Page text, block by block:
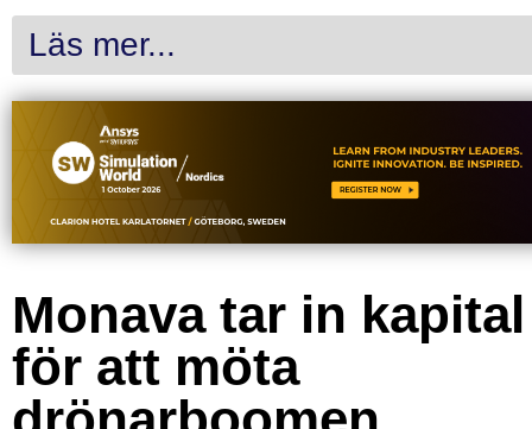
Läs mer...
Monava tar in kapital
för att möta